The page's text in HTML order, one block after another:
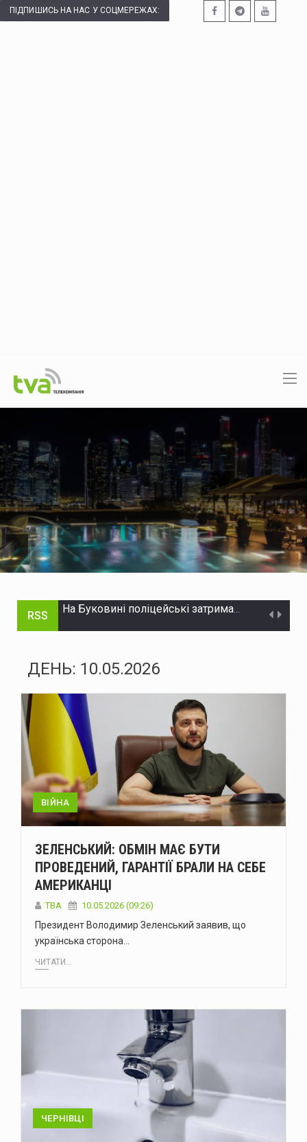
ПІДПИШИСЬ НА НАС У СОЦМЕРЕЖАХ:
RSS Нова Зеландія розширила санкції проти рф
У Чернівцях через аварійний витік води без водопостачання залишаться низка адрес
рф атакувала Україну шістьма балістичними ракетами та 151 дроном: ППО знешкодила 135 цілей
У Болгарії біля газопроводу на кордоні з Румунією вибухнув дрон
ДЕНЬ: 10.05.2026
ВІЙНА
ЗЕЛЕНСЬКИЙ: ОБМІН МАЄ БУТИ
ПРОВЕДЕНИЙ, ГАРАНТІЇ БРАЛИ НА СЕБЕ
АМЕРИКАНЦІ
ТВА 10.05.2026 (09:26)
Президент Володимир Зеленський заявив, що
українська сторона…
ЧИТАТИ...
ЧЕРНІВЦІ